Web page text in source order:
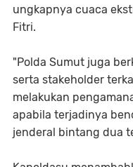
ungkapnya cuaca
Fitri.
"Polda Sumut juga
serta stakeholder
melakukan
apabila terjadinya
jenderal bintang dua